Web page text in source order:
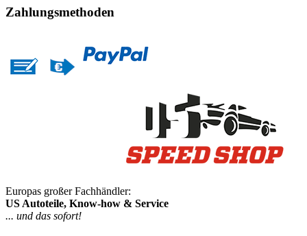
Zahlungsmethoden
Europas großer Fachhändler:
US Autoteile, Know-how & Service
... und das sofort!